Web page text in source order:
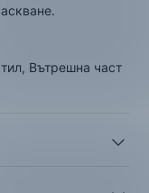
Вътрешна част